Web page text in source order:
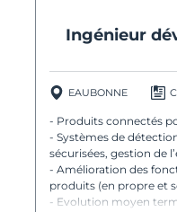
Ingénieur
EAUBONNE
- Produits connectés
- Systèmes de
sécurisées, gestion de
- Amélioration des
produits (en propre et
- Evolution moyen